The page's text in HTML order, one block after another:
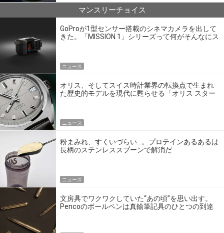
マンスリーチョイス
GoProが1型センサー搭載のシネマカメラを出して
きた。「MISSION 1」シリーズって何がそんなにス
ニュース
オリス、そしてスイス時計業界の転換点で生まれ
た歴史的モデルを現代に甦らせる「オリス スター
ニュース
粉まみれ、すくいづらい…。プロテインあるあるは
長柄のステンレススプーンで解消だ
ニュース
文房具でワクワクしていた“あの頃”を思い出す。
Pencoのボールペンは真鍮筆記具のひとつの到達